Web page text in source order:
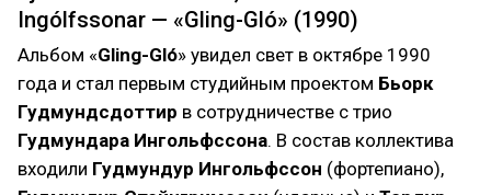
Ingólfssonar — «Gling-Gló» (1990)
Альбом «Gling-Gló» увидел свет в октябре 1990
года и стал первым студийным проектом Бьорк
Гудмундсдоттир в сотрудничестве с трио
Гудмундара Ингольфссона. В состав коллектива
входили Гудмундур Ингольфссон (фортепиано),